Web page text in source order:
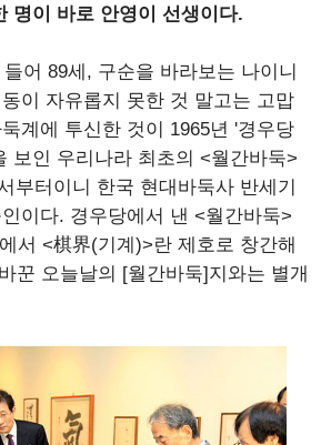
명이 바로 안영이 선생이다.
어 89세, 구순을 바라보는 나이니
이 자유롭지 못한 것 말고는 고맙
계에 투신한 것이 1965년 '경우당
보인 우리나라 최초의 <월간바둑>
부터이니 한국 현대바둑사 반세기
이다. 경우당에서 낸 <월간바둑>
서 <棋界(기계)>란 제호로 창간해
꾼 오늘날의 [월간바둑]지와는 별개